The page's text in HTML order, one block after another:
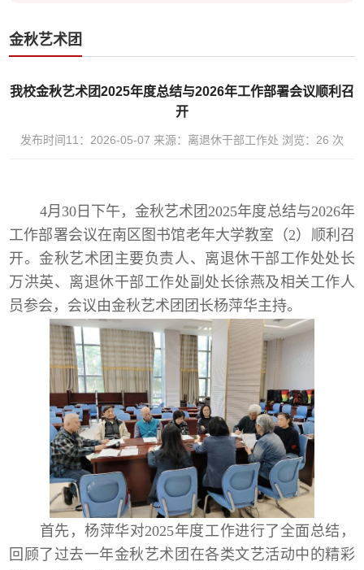
金秋艺术团
我校金秋艺术团2025年度总结与2026年工作部署会议顺利召
开
发布时间11：2026-05-07 来源：离退休干部工作处 浏览： 26 次
4月 30日下午，金秋艺术团 2025年度总结与2026年
工作部署会议在南区图书馆老年大学教室 （2） 顺利召
开。金秋艺术团主要负责人、离退休干部工作处处长
万洪英、 离退休干部工作处副处长徐燕及相关工作人
员参会 ， 会议由金秋艺术团团长杨萍华主持。
首先 ，杨萍华对2025年度工作进行了全面总结 ，
回顾了过去一年金秋艺术团在各类文艺活动中的精彩